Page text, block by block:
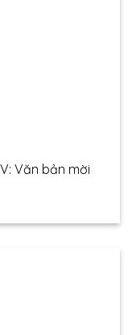
Văn bản mời